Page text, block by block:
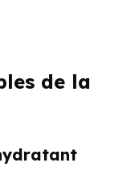
de la